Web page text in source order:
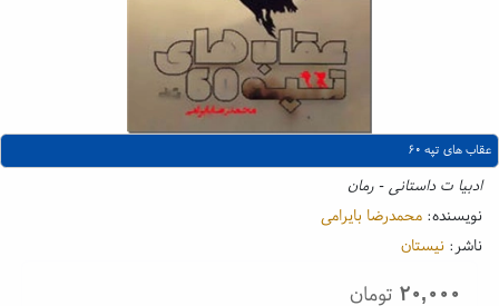
عقاب های تپه ۶۰
ادبیا ت داستانی - رمان
نویسنده: محمدرضا بایرامی
ناشر: نیستان
۲۰,۰۰۰ تومان